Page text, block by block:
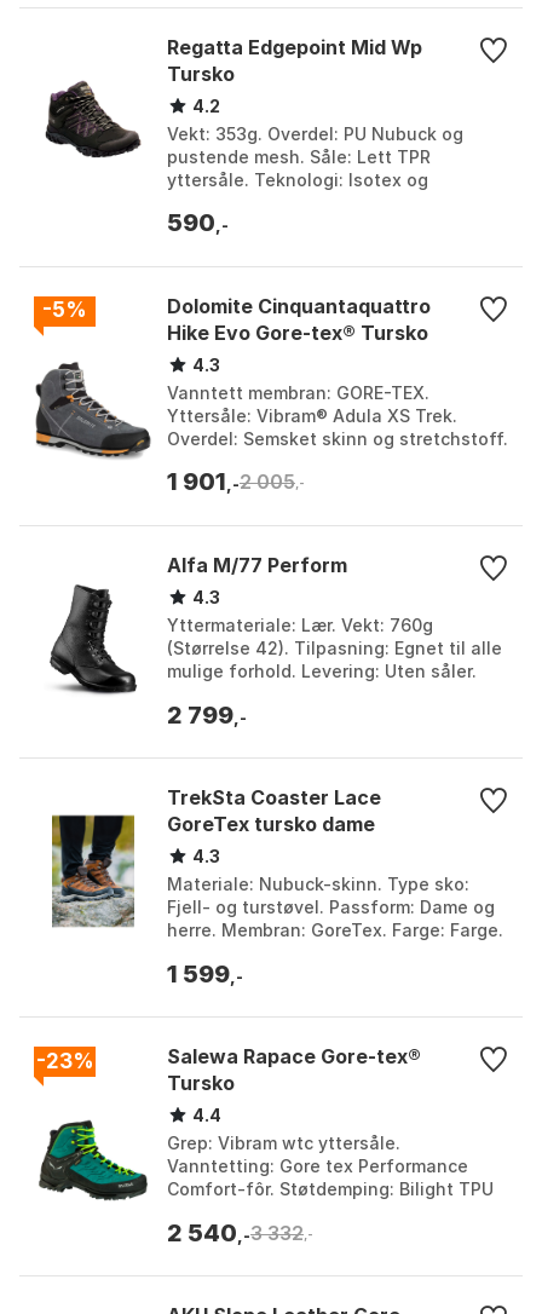
Regatta Edgepoint Mid Wp
Tursko
4.2
Vekt: 353g. Overdel: PU Nubuck og
pustende mesh. Såle: Lett TPR
yttersåle. Teknologi: Isotex og
Black / granite, Black / ...
590 ,-
-5%
Dolomite Cinquantaquattro
Hike Evo Gore-tex® Tursko
4.3
Vanntett membran: GORE-TEX.
Yttersåle: Vibram® Adula XS Trek.
Overdel: Semsket skinn og stretchstoff.
Golden yellow, Gunmetal ...
1 901 ,-2 005,-
Alfa M/77 Perform
4.3
Yttermateriale: Lær. Vekt: 760g
(Størrelse 42). Tilpasning: Egnet til alle
mulige forhold. Levering: Uten såler.
42, 43...
2 799 ,-
TrekSta Coaster Lace
GoreTex tursko dame
4.3
Materiale: Nubuck-skinn. Type sko:
Fjell- og turstøvel. Passform: Dame og
herre. Membran: GoreTex. Farge: Farge.
1 599 ,-
-23%
Salewa Rapace Gore-tex®
Tursko
4.4
Grep: Vibram wtc yttersåle.
Vanntetting: Gore tex Performance
Comfort-fôr. Støtdemping: Bilight TPU
gjennom Salewas Alpine p...
2 540 ,-3 332 ,-